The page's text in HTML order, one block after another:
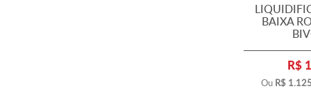
BAIXA
R$
Ou R$